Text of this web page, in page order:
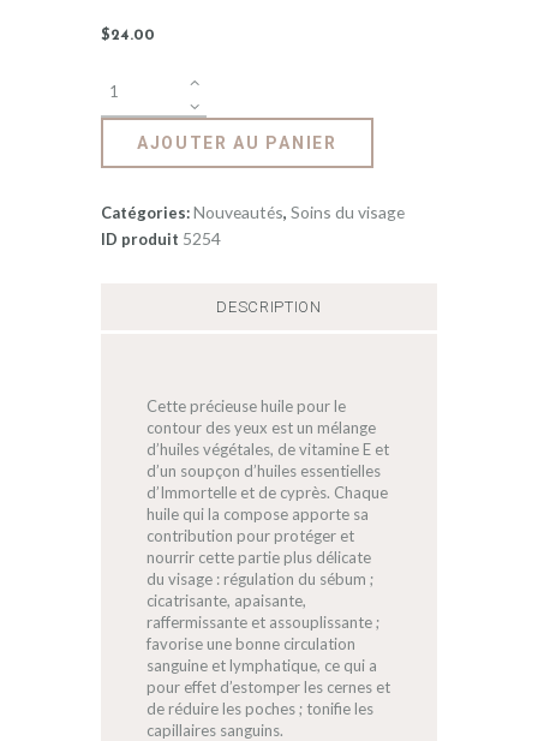
$24.00
AJOUTER AU PANIER
Catégories:Nouveautés, Soins du visage
ID produit 5254
DESCRIPTION
Cette précieuse huile pour le
contour des yeux est un mélange
d’huiles végétales, de vitamine E et
d’un soupçon d’huiles essentielles
d’Immortelle et de cyprès. Chaque
huile qui la compose apporte sa
contribution pour protéger et
nourrir cette partie plus délicate
du visage : régulation du sébum ;
cicatrisante, apaisante,
raffermissante et assouplissante ;
favorise une bonne circulation
sanguine et lymphatique, ce qui a
pour effet d’estomper les cernes et
de réduire les poches ; tonifie les
capillaires sanguins.